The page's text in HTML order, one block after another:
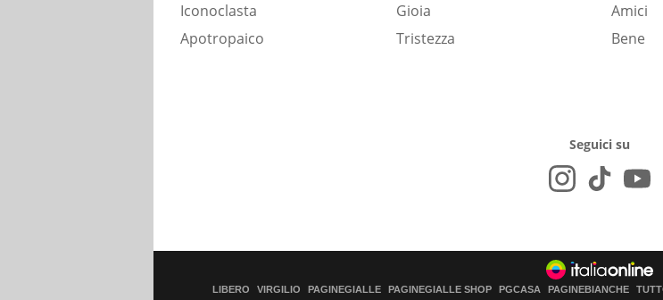
Iconoclasta
Apotropaico
Gioia
Tristezza
Amici
Bene
Seguici su
LIBERO VIRGILIO PAGINEGIALLE PAGINEGIALLE SHOP PGCASA PAGINEBIANCHE